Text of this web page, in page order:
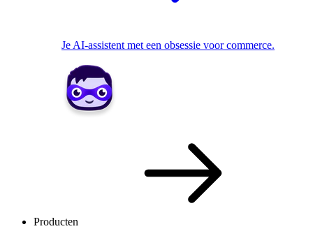
Je AI-assistent met een obsessie voor commerce.
Producten